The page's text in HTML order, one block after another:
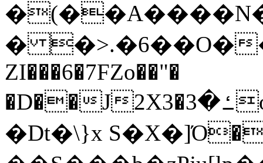
� �>.�6��O�
ZI���6�7FZo��"�
�D��J2X3�ߑ�3o�|aak�q�@����]�K���w���r;�
�Dt�\}x